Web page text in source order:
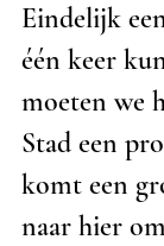
Eindelijk
één keer
moeten we
Stad een
komt een
naar hier